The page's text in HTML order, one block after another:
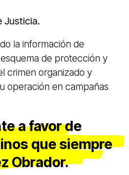
Justicia.
la información de
de protección y
crimen organizado y
operación en campañas
a favor de
que siempre
Obrador.